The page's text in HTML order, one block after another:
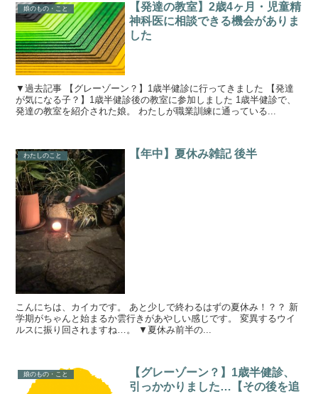
娘のもの・こと
【発達の教室】2歳4ヶ月・児童精
神科医に相談できる機会がありま
した
▼過去記事 【グレーゾーン？】1歳半健診に行ってきました 【発達
が気になる子？】1歳半健診後の教室に参加しました 1歳半健診で、
発達の教室を紹介された娘。 わたしが職業訓練に通っている...
わたしのこと 【年中】夏休み雑記 後半
こんにちは、カイカです。 あと少しで終わるはずの夏休み！？？ 新
学期がちゃんと始まるか雲行きがあやしい感じです。 変異するウイ
ルスに振り回されますね…。 ▼夏休み前半の...
娘のもの・こと
【グレーゾーン？】1歳半健診、
引っかかりました…【その後を追